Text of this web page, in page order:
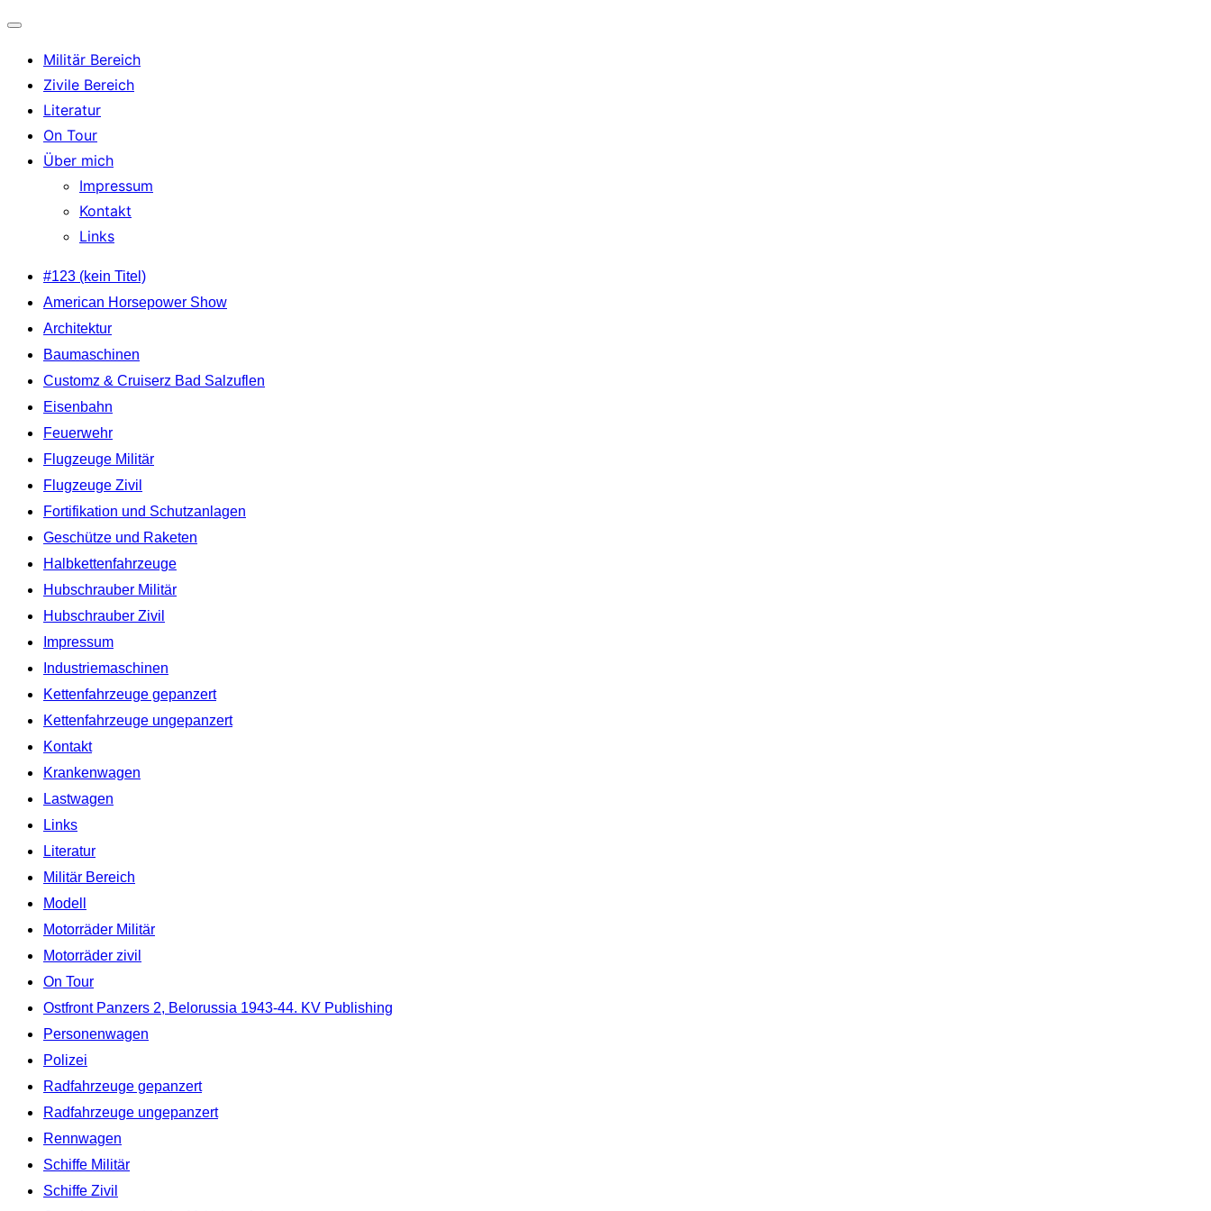
umschalten
Militär Bereich
Zivile Bereich
Literatur
On Tour
Über mich
Impressum
Kontakt
Links
Zum
Inhalt
springen
#123 (kein Titel)
American Horsepower Show
Architektur
Baumaschinen
Customz & Cruiserz Bad Salzuflen
Eisenbahn
Feuerwehr
Flugzeuge Militär
Flugzeuge Zivil
Fortifikation und Schutzanlagen
Geschütze und Raketen
Halbkettenfahrzeuge
Hubschrauber Militär
Hubschrauber Zivil
Impressum
Industriemaschinen
Kettenfahrzeuge gepanzert
Kettenfahrzeuge ungepanzert
Kontakt
Krankenwagen
Lastwagen
Links
Literatur
Militär Bereich
Modell
Motorräder Militär
Motorräder zivil
On Tour
Ostfront Panzers 2, Belorussia 1943-44. KV Publishing
Personenwagen
Polizei
Radfahrzeuge gepanzert
Radfahrzeuge ungepanzert
Rennwagen
Schiffe Militär
Schiffe Zivil